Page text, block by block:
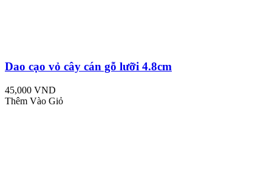
Dao cạo vỏ cây cán gỗ lưỡi 4.8cm
45,000 VND
Thêm Vào Giỏ